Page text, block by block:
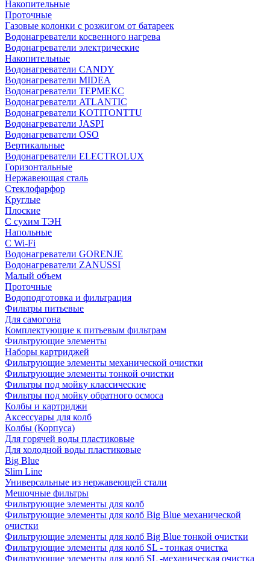
Накопительные
Проточные
Газовые колонки с розжигом от батареек
Водонагреватели косвенного нагрева
Водонагреватели электрические
Накопительные
Водонагреватели CANDY
Водонагреватели MIDEA
Водонагреватели ТЕРМЕКС
Водонагреватели ATLANTIC
Водонагреватели KOTITONTTU
Водонагреватели JASPI
Водонагреватели OSO
Вертикальные
Водонагреватели ELECTROLUX
Горизонтальные
Нержавеющая сталь
Стеклофарфор
Круглые
Плоские
С сухим ТЭН
Напольные
С Wi-Fi
Водонагреватели GORENJE
Водонагреватели ZANUSSI
Малый объем
Проточные
Водоподготовка и фильтрация
Фильтры питьевые
Для самогона
Комплектующие к питьевым фильтрам
Фильтрующие элементы
Наборы картриджей
Фильтрующие элементы механической очистки
Фильтрующие элементы тонкой очистки
Фильтры под мойку классические
Фильтры под мойку обратного осмоса
Колбы и картриджи
Аксессуары для колб
Колбы (Корпуса)
Для горячей воды пластиковые
Для холодной воды пластиковые
Big Blue
Slim Line
Универсальные из нержавеющей стали
Мешочные фильтры
Фильтрующие элементы для колб
Фильтрующие элементы для колб Big Blue механической
очистки
Фильтрующие элементы для колб Big Blue тонкой очистки
Фильтрующие элементы для колб SL - тонкая очистка
Фильтрующие элементы для колб SL -механическая очистка